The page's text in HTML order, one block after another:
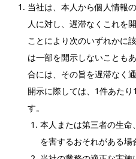
当社は、本人から個人情報
人に対し、遅滞なくこれを
ことにより次のいずれかに
は一部を開示しないことも
合には、その旨を遅滞なく
開示に際しては、1件あた
す。
本人または第三者の生
を害するおそれがある場